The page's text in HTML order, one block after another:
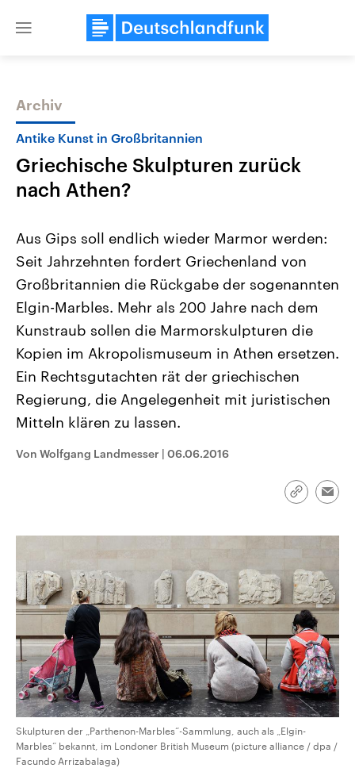
Close
Themen
USA
Aktuelle Beiträge, Analysen und
Hintergründe
Wirtschaftlich und militärisch
gehören die Vereinigten Staaten zu
den mächtigsten Ländern der Erde,
mit großem Einfluss auf das
aktuelle Weltgeschehen.
Nahostkonflikt
Aktuelle Lage und
Der Überfall der
Terrororganisation Hamas
Oktober 2023 auf Israel
Region wieder die Gewalt
Israel möchte die Hamas
Libanon vom Iran
Sendungen Programm Podcasts
Archiv
Antike Kunst in Großbritannien
Griechische Skulpturen zurück
nach Athen?
Aus Gips soll endlich wieder Marmor werden:
Seit Jahrzehnten fordert Griechenland von
Großbritannien die Rückgabe der sogenannten
Elgin-Marbles. Mehr als 200 Jahre nach dem
Kunstraub sollen die Marmorskulpturen die
Kopien im Akropolismuseum in Athen ersetzen.
Ein Rechtsgutachten rät der griechischen
Regierung, die Angelegenheit mit juristischen
Mitteln klären zu lassen.
Von Wolfgang Landmesser | 06.06.2016
Link
Skulpturen der „Parthenon-Marbles“-Sammlung, auch als „Elgin-
Marbles“ bekannt, im Londoner British Museum (picture alliance / dpa /
Facundo Arrizabalaga)